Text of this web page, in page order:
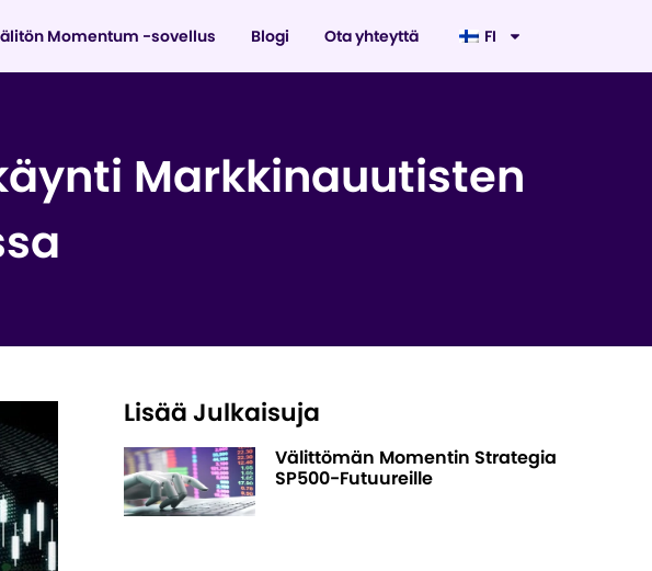
Momentum -sovellus Blogi Ota yhteyttä FI
Markkinauutisten
Lisää Julkaisuja
Välittömän Momentin Strategia
SP500-Futuureille